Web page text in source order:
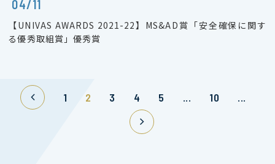
04/11
【UNIVAS AWARDS 2021-22】MS&AD賞「安全確保に関す
る優秀取組賞」優秀賞
1 2 3 4 5 ... 10 ...